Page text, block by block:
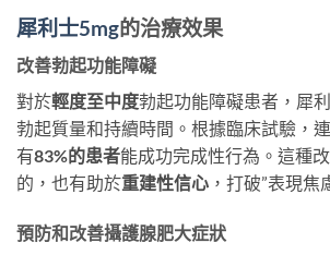
犀利士5mg的治療效果
改善勃起功能障礙
對於輕度至中度勃起功能障礙患者，犀
勃起質量和持續時間。根據臨床試驗，
有83%的患者能成功完成性行為。這種
的，也有助於重建性信心 ，打破”表現焦
預防和改善攝護腺肥大症狀